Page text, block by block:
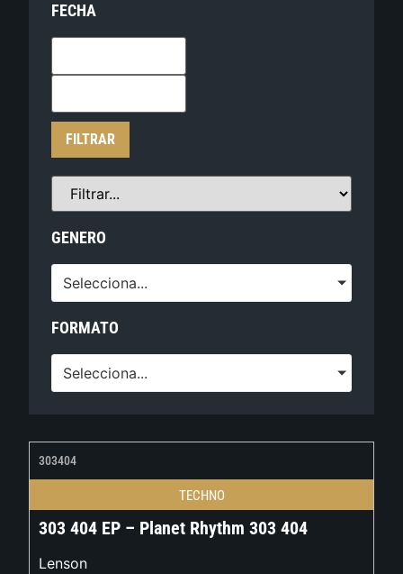
FECHA
FILTRAR
GENERO
Selecciona...
FORMATO
Selecciona...
303404
TECHNO
303 404 EP – Planet Rhythm 303 404
Lenson